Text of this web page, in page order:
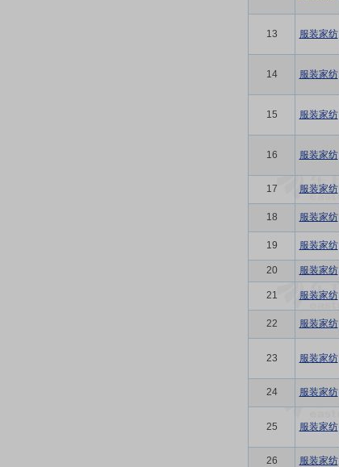
13 服装家纺
14 服装家纺
15 服装家纺
16 服装家纺
17 服装家纺
18 服装家纺
19 服装家纺
20 服装家纺
21 服装家纺
22 服装家纺
23 服装家纺
24 服装家纺
25 服装家纺
26 服装家纺